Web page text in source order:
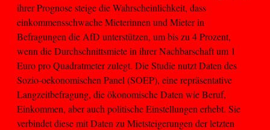
ihrer Prognose steige die Wahrscheinlichkeit, dass
einkommensschwache Mieterinnen und Mieter in
Befragungen die AfD unterstützen, um bis zu 4 Prozent,
wenn die Durchschnittsmiete in ihrer Nachbarschaft um 1
Euro pro Quadratmeter zulegt. Die Studie nutzt Daten des
Sozio-oekonomischen Panel (SOEP), eine repräsentative
Langzeitbefragung, die ökonomische Daten wie Beruf,
Einkommen, aber auch politische Einstellungen erhebt. Sie
verbindet diese mit Daten zu Mietsteigerungen der letzten